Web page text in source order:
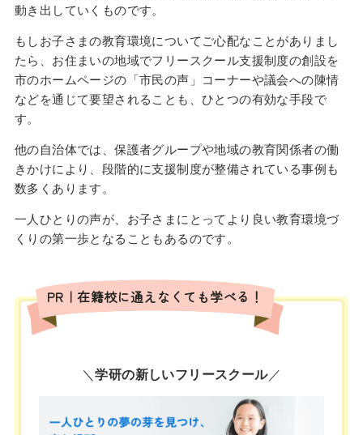
動き出していくものです。
もしお子さまの教育環境についてご心配なことがありまし
たら、お住まいの地域でフリースクール支援制度の創設を
市のホームページの「市民の声」コーナーや議会への陳情
などを通じて要望されることも、ひとつの有効な手段で
す。
他の自治体では、保護者グループや地域の教育関係者の働
きかけにより、段階的に支援制度が整備されている事例も
数多くあります。
一人ひとりの声が、お子さまにとってより良い教育環境づ
くりの第一歩となることもあるのです。
PR｜在籍校に通えなくても学べる！
＼学研の新しいフリースクール／